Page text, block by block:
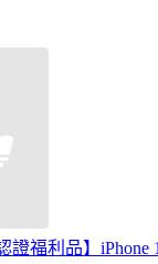
證福利品】iPhone